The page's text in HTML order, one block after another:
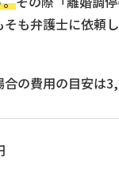
も弁護士に依頼
の費用の目安は